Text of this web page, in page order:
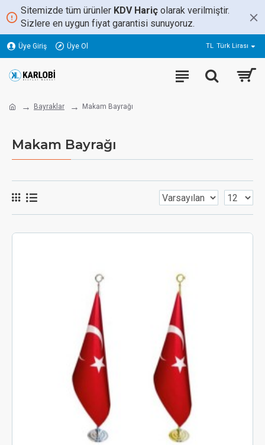
Sitemizde tüm ürünler KDV Hariç olarak verilmiştir.
Sizlere en uygun fiyat garantisi sunuyoruz.
Üye Giriş Üye Ol TL Türk Lirası
Bayraklar Makam Bayrağı
Makam Bayrağı